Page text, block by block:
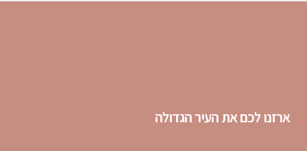
ארזנו לכם את העיר הגדולה